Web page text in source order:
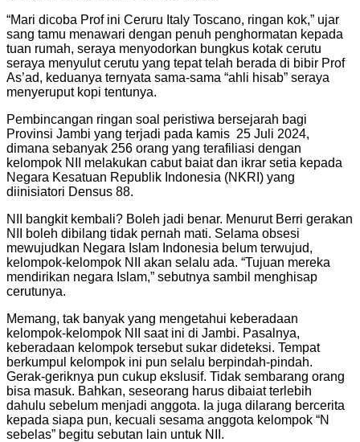
“Mari dicoba Prof ini Ceruru Italy Toscano, ringan kok,” ujar
sang tamu menawari dengan penuh penghormatan kepada
tuan rumah, seraya menyodorkan bungkus kotak cerutu
seraya menyulut cerutu yang tepat telah berada di bibir Prof
As’ad, keduanya ternyata sama-sama “ahli hisab” seraya
menyeruput kopi tentunya.
Pembincangan ringan soal peristiwa bersejarah bagi
Provinsi Jambi yang terjadi pada kamis 25 Juli 2024,
dimana sebanyak 256 orang yang terafiliasi dengan
kelompok NII melakukan cabut baiat dan ikrar setia kepada
Negara Kesatuan Republik Indonesia (NKRI) yang
diinisiatori Densus 88.
NII bangkit kembali? Boleh jadi benar. Menurut Berri gerakan
NII boleh dibilang tidak pernah mati. Selama obsesi
mewujudkan Negara Islam Indonesia belum terwujud,
kelompok-kelompok NII akan selalu ada. “Tujuan mereka
mendirikan negara Islam,” sebutnya sambil menghisap
cerutunya.
Memang, tak banyak yang mengetahui keberadaan
kelompok-kelompok NII saat ini di Jambi. Pasalnya,
keberadaan kelompok tersebut sukar dideteksi. Tempat
berkumpul kelompok ini pun selalu berpindah-pindah.
Gerak-geriknya pun cukup ekslusif. Tidak sembarang orang
bisa masuk. Bahkan, seseorang harus dibaiat terlebih
dahulu sebelum menjadi anggota. Ia juga dilarang bercerita
kepada siapa pun, kecuali sesama anggota kelompok “N
sebelas” begitu sebutan lain untuk NII.